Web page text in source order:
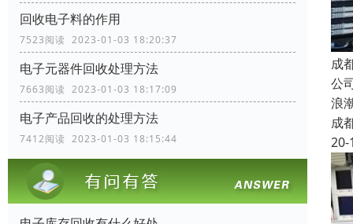
回收电子料的作用
7523阅读 2023-01-03 18:20:37
电子元器件回收处理方法
7663阅读 2023-01-03 18:17:09
电子产品回收的处理方法
7412阅读 2023-01-03 18:15:44
成
公
浪
成
20-